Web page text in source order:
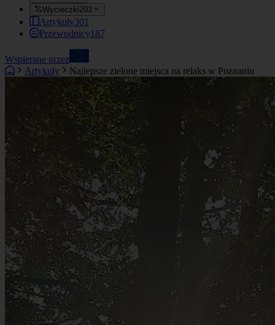
Wycieczki203
Artykuły301
Przewodnicy187
Wspierane przez
Artykuły
Najlepsze zielone miejsca na relaks w Poznaniu